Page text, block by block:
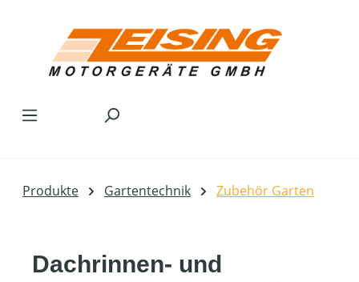
Produkte Gartentechnik Zubehör Garten
Dachrinnen- und